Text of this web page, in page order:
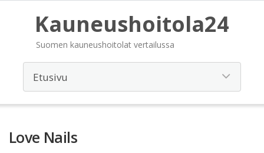
Kauneushoitola24
Suomen kauneushoitolat vertailussa
Love Nails